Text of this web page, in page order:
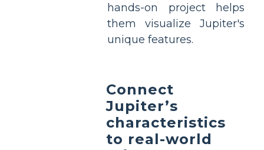
hands-on project helps
them visualize Jupiter's
unique features.
Connect
Jupiter’s
characteristics
to real-world